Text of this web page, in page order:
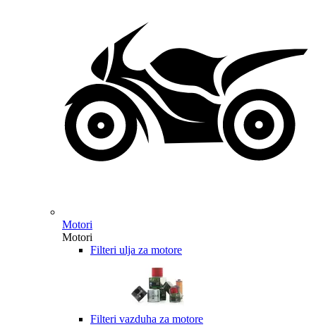
Motori
Motori
Filteri ulja za motore
Filteri vazduha za motore